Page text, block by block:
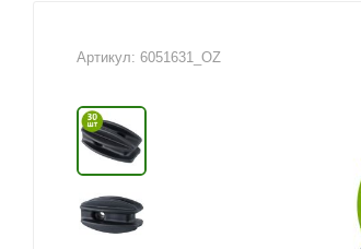
Артикул: 6051631_OZ